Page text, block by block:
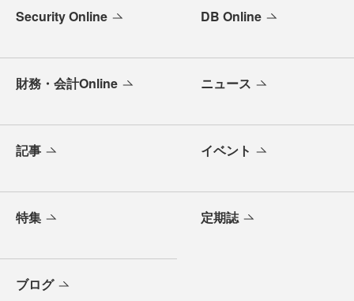
Security Online DB Online
財務・会計Online ニュース
記事 イベント
特集 定期誌
ブログ